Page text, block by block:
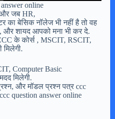
online
जब HR,
का बेसिक नॉलेज भी नहीं है तो वह
और शायद आपको मना भी कर दे.
के कोर्स , MSCIT, RSCIT,
मिलेगी.
Computer Basic
मिलेगी.
और मॉडल प्रश्न पत्र ccc
question answer online